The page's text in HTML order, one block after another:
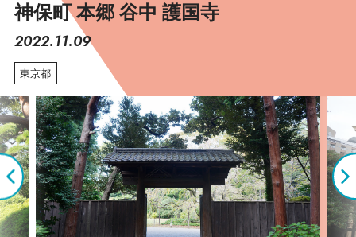
神保町 本郷 谷中 護国寺
2022.11.09
東京都